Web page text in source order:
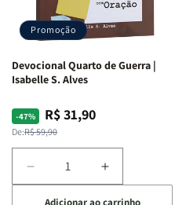
Promoção
Devocional Quarto de Guerra |
Isabelle S. Alves
-47%
Preço
normal
De:R$ 59,90
Preço
promocional
R$ 31,90
Diminuir
a
Aumentar
a
Adicionar ao carrinho